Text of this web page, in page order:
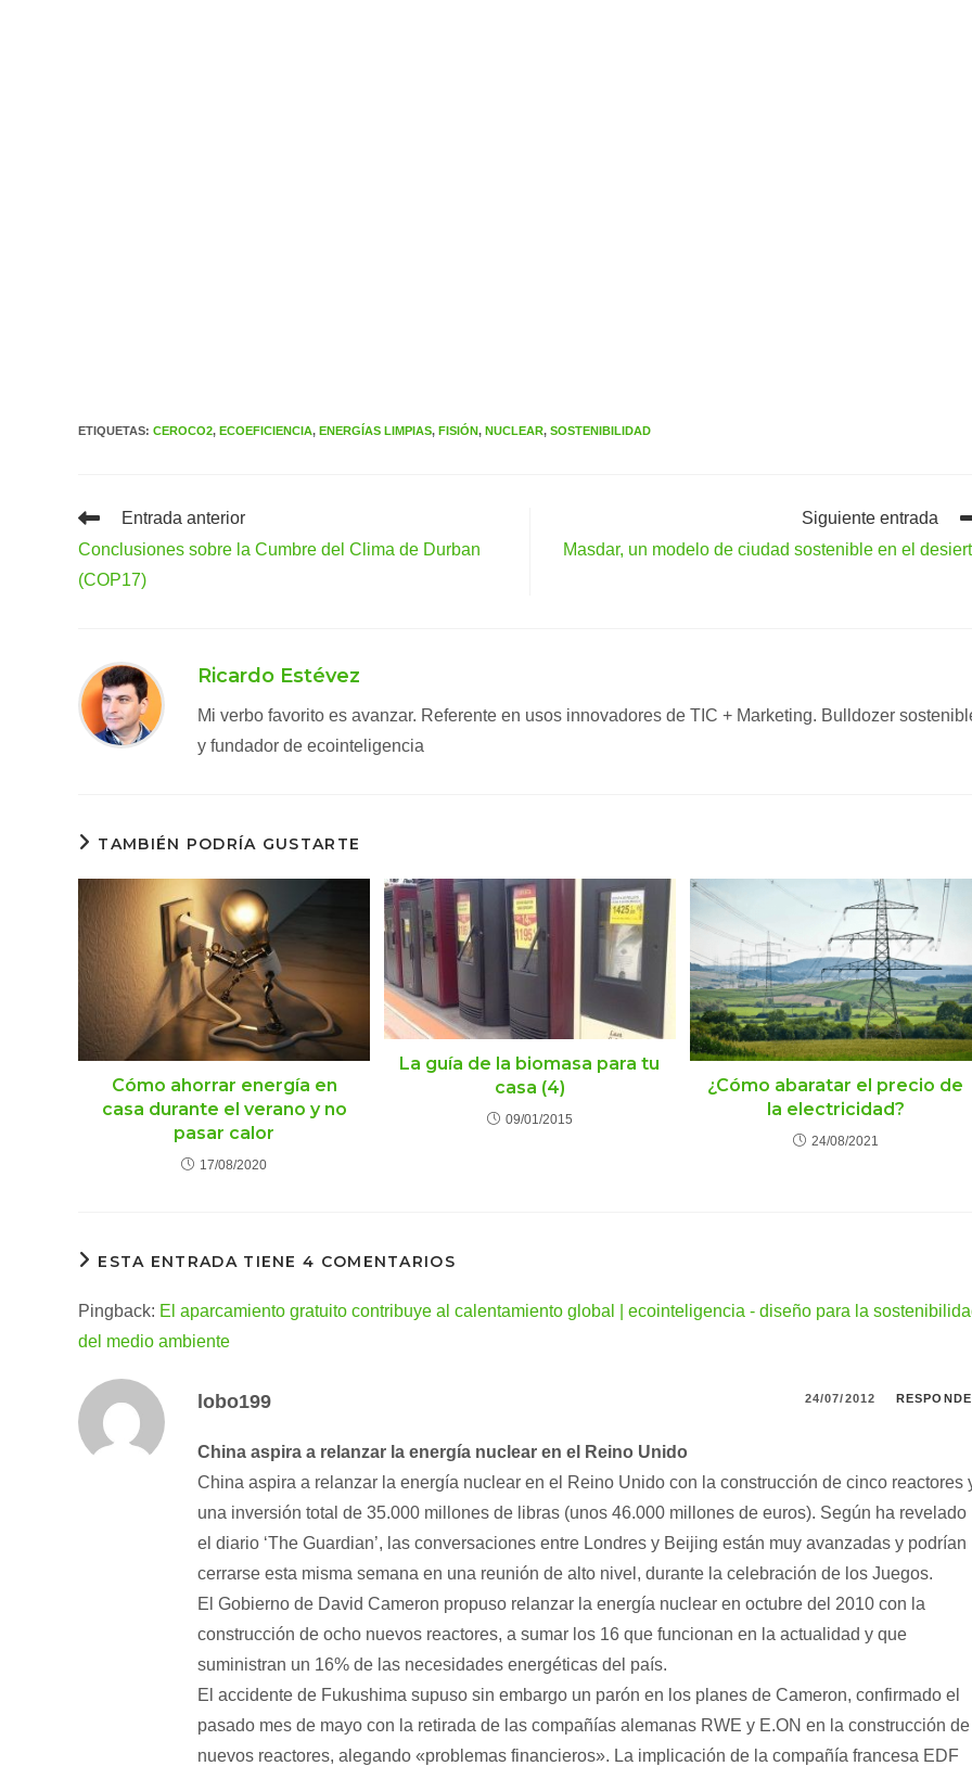
ETIQUETAS: CEROCO2, ECOEFICIENCIA, ENERGÍAS LIMPIAS, FISIÓN, NUCLEAR, SOSTENIBILIDAD
Leer
artículos
Entrada anterior
Conclusiones sobre la Cumbre del Clima de Durban
(COP17)
Siguiente entrada
Masdar, un modelo de ciudad sostenible en el
Ricardo Estévez
Mi verbo favorito es avanzar. Referente en usos innovadores de TIC + Marketing. Bulldozer
y fundador de ecointeligencia
TAMBIÉN PODRÍA GUSTARTE
Cómo ahorrar energía en
casa durante el verano y no
pasar calor
17/08/2020
La guía de la biomasa para tu
casa (4)
09/01/2015
¿Cómo abaratar el precio de
la electricidad?
24/08/2021
ESTA ENTRADA TIENE 4 COMENTARIOS
Pingback: El aparcamiento gratuito contribuye al calentamiento global | ecointeligencia - diseño para la
del medio ambiente
lobo199 24/07/2012
China aspira a relanzar la energía nuclear en el Reino Unido
China aspira a relanzar la energía nuclear en el Reino Unido con la construcción de cinco reactores
una inversión total de 35.000 millones de libras (unos 46.000 millones de euros). Según ha revelado
el diario ‘The Guardian’, las conversaciones entre Londres y Beijing están muy avanzadas y podrían
cerrarse esta misma semana en una reunión de alto nivel, durante la celebración de los Juegos.
El Gobierno de David Cameron propuso relanzar la energía nuclear en octubre del 2010 con la
construcción de ocho nuevos reactores, a sumar los 16 que funcionan en la actualidad y que
suministran un 16% de las necesidades energéticas del país.
El accidente de Fukushima supuso sin embargo un parón en los planes de Cameron, confirmado el
pasado mes de mayo con la retirada de las compañías alemanas RWE y E.ON en la construcción de
nuevos reactores, alegando «problemas financieros». La implicación de la compañía francesa EDF